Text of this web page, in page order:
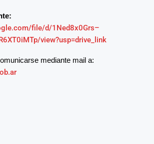
file/d/1Ned8x0Grs–
view?usp=drive_link
mediante mail a: